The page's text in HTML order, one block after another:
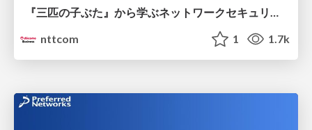
『三匹の子ぶた』から学ぶネットワークセキュリティの昔と今 / Network Security: Then and Now Through the Lens of The Three Little Pigs
nttcom
1 1.7k